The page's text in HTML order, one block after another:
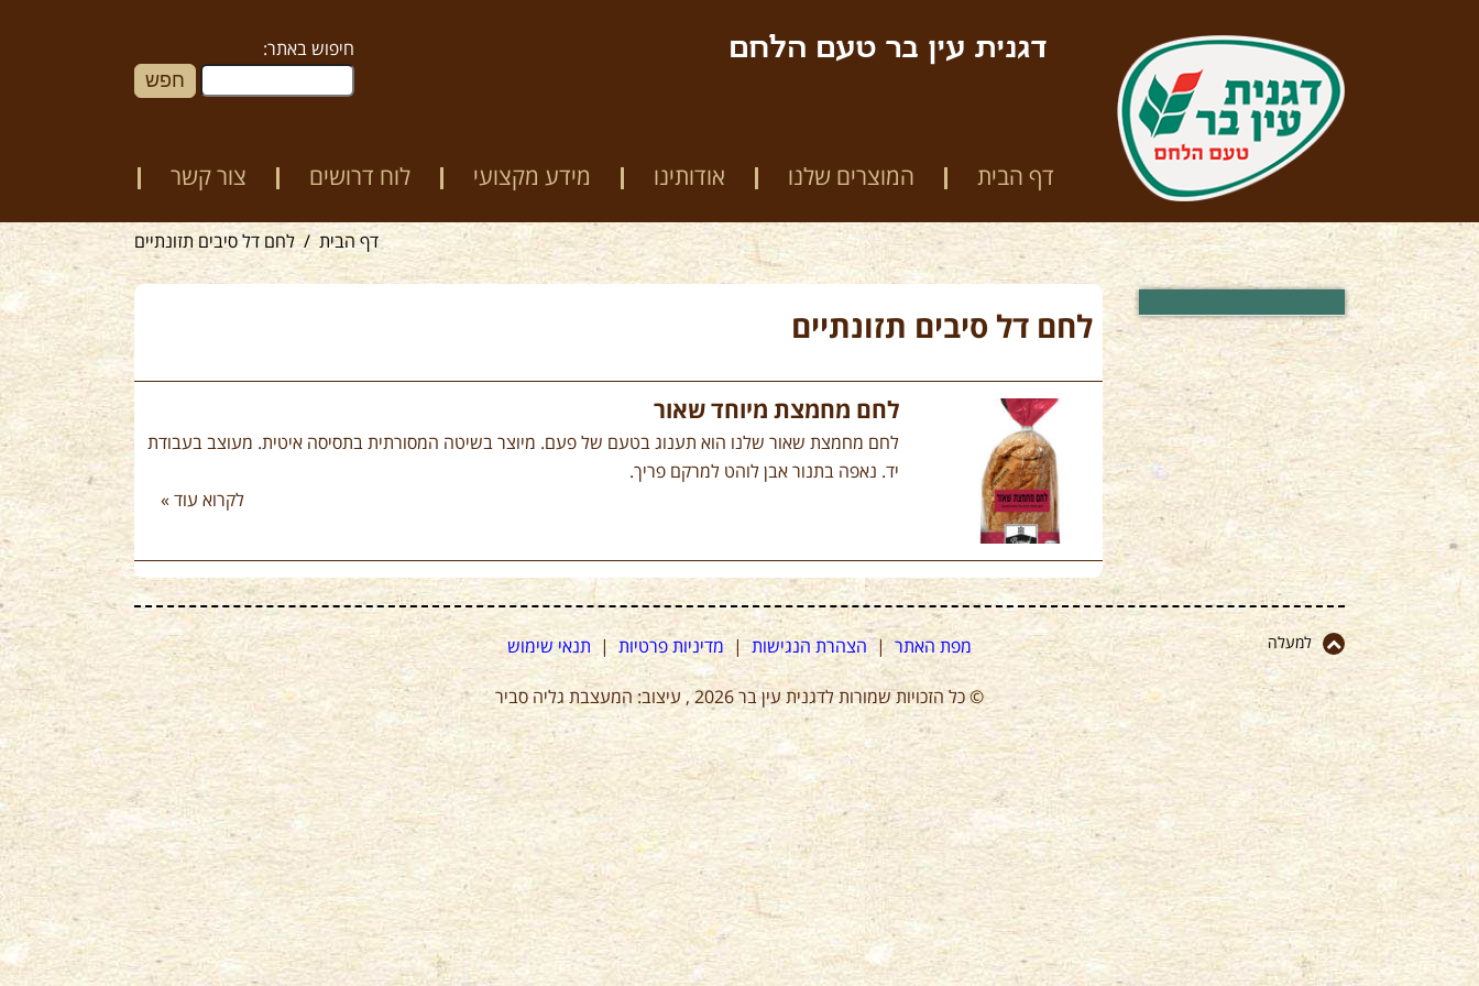
דגנית עין בר טעם הלחם חיפוש באתר:
דף הבית המוצרים שלנו אודותינו מידע מקצועי לוח דרושים צור קשר
דף הבית לחם דל סיבים תזונתיים
לחם דל סיבים תזונתיים
לחם מחמצת מיוחד שאור
לחם מחמצת שאור שלנו הוא תענוג בטעם של פעם. מיוצר בשיטה המסורתית בתסיסה איטית. מעוצב בעבודת
יד. נאפה בתנור אבן לוהט למרקם פריך.
לקרוא עוד »
למעלה מפת האתר | הצהרת הנגישות | מדיניות פרטיות | תנאי שימוש
© כל הזכויות שמורות לדגנית עין בר 2026 , עיצוב: המעצבת גליה סביר